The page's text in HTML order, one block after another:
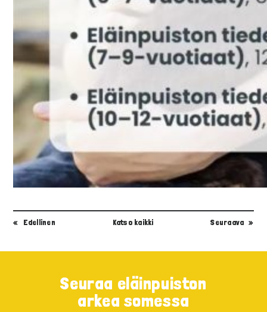
Edellinen Katso kaikki Seuraava
Seuraa eläinpuiston
arkea somessa